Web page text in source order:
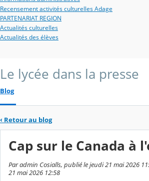
Recensement activités culturelles Adage
PARTENARIAT REGION
Actualités culturelles
Actualités des élèves
Le lycée dans la presse
Blog
‹ Retour au blog
Cap sur le Canada à
Par admin Cosialls, publié le jeudi 21 mai 2026
21 mai 2026 12:58